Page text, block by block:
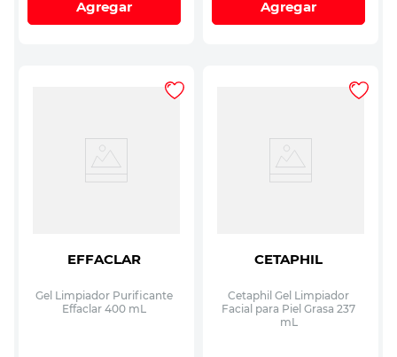
Agregar Agregar
EFFACLAR
Gel Limpiador Purificante
Effaclar 400 mL
CETAPHIL
Cetaphil Gel Limpiador
Facial para Piel Grasa 237
mL